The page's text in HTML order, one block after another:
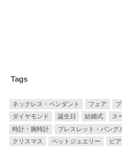
Tags
ネックレス・ペンダント フェア
ダイヤモンド
誕生日 結婚式 ス
時計・腕時計
ブレスレット・バング
クリスマス
ペットジュエリー ピ